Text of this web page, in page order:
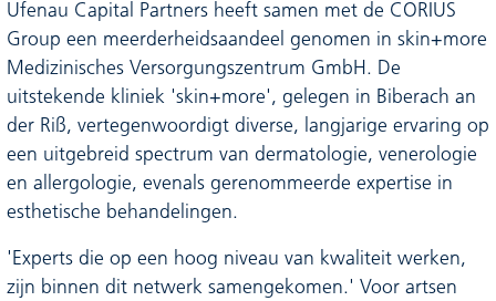
Ufenau Capital Partners heeft samen met de CORIUS
Group een meerderheidsaandeel genomen in skin+more
Medizinisches Versorgungszentrum GmbH. De
uitstekende kliniek 'skin+more', gelegen in Biberach an
der Riß, vertegenwoordigt diverse, langjarige ervaring op
een uitgebreid spectrum van dermatologie, venerologie
en allergologie, evenals gerenommeerde expertise in
esthetische behandelingen.
'Experts die op een hoog niveau van kwaliteit werken,
zijn binnen dit netwerk samengekomen.' Voor artsen